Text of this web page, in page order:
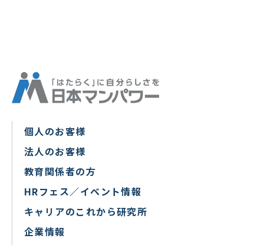
個人のお客様
法人のお客様
教育関係者の方
HRフェス／イベント情報
キャリアのこれから研究所
企業情報